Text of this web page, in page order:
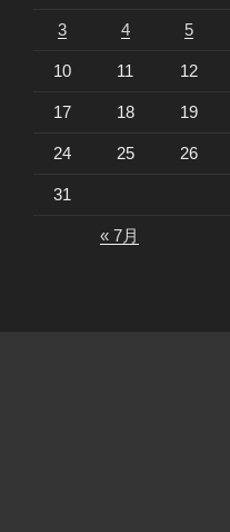
3 4 5
10 11 12
17 18 19
24 25 26
31
« 7月